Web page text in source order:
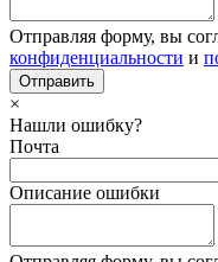
Отправляя форму, вы
конфиденциальности и
×
Нашли ошибку?
Почта
Описание ошибки